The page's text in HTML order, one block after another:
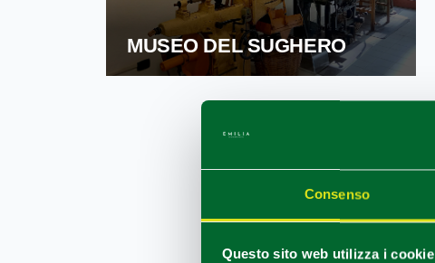
Consenso
Questo sito web utilizza i cookie
MUSEO DEL SUGHERO